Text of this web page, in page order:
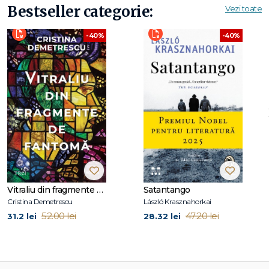
Bestseller categorie: Vezi toate
-40%
Vitraliu din fragmente de fantomă
Cristina Demetrescu
31.2 lei 52.00 lei
-40%
Satantango
László Krasznahorkai
28.32 lei 47.20 lei